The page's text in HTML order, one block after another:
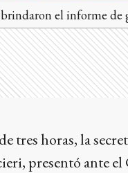
el informe de
tres horas, la
presentó ante el